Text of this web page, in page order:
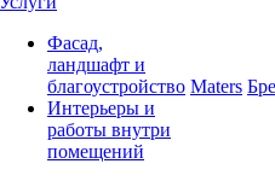
Фасад,
ландшафт и
благоустройство
Интерьеры и
работы внутри
помещений
Maters